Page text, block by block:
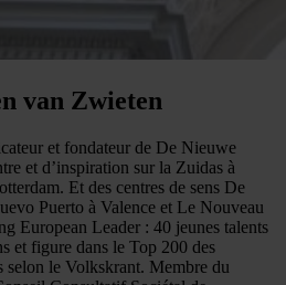
van Zwieten
et fondateur de De Nieuwe
et d’inspiration sur la Zuidas à
Et des centres de sens De
Puerto à Valence et Le Nouveau
European Leader : 40 jeunes talents
et figure dans le Top 200 des
selon le Volkskrant. Membre du